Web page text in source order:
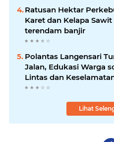
Ratusan Hektar
Karet dan Kelapa Sawit
terendam banjir
Polantas Langensari
Jalan, Edukasi Warga
Lintas dan
Berkendara
Lihat